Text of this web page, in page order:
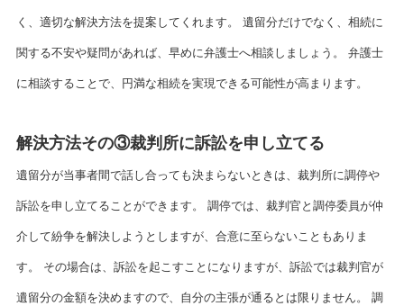
く、適切な解決方法を提案してくれます。 遺留分だけでなく、相続に
関する不安や疑問があれば、早めに弁護士へ相談しましょう。 弁護士
に相談することで、円満な相続を実現できる可能性が高まります。
解決方法その③裁判所に訴訟を申し立てる
遺留分が当事者間で話し合っても決まらないときは、裁判所に調停や
訴訟を申し立てることができます。 調停では、裁判官と調停委員が仲
介して紛争を解決しようとしますが、合意に至らないこともありま
す。 その場合は、訴訟を起こすことになりますが、訴訟では裁判官が
遺留分の金額を決めますので、自分の主張が通るとは限りません。 調